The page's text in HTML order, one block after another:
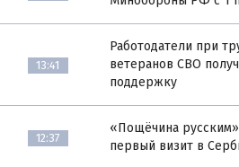
13:41
Работодатели при
ветеранов СВО
поддержку
12:37
«Пощёчина
первый визит в